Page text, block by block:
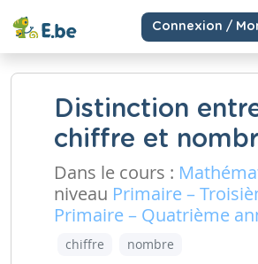
Connexion /
Distinction
chiffre et
Dans le cours :
niveau Primaire –
Primaire – Quatrième
chiffre
nombre